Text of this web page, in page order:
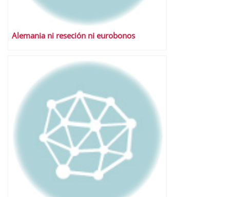
Alemania ni reseción ni eurobonos